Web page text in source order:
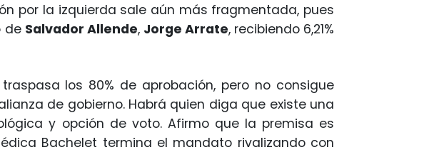
por la izquierda sale aún más fragmentada, pues
de Salvador Allende, Jorge Arrate, recibiendo 6,21%
traspasa los 80% de aprobación, pero no consigue
de gobierno. Habrá quien diga que existe una
y opción de voto. Afirmo que la premisa es
Bachelet termina el mandato rivalizando con